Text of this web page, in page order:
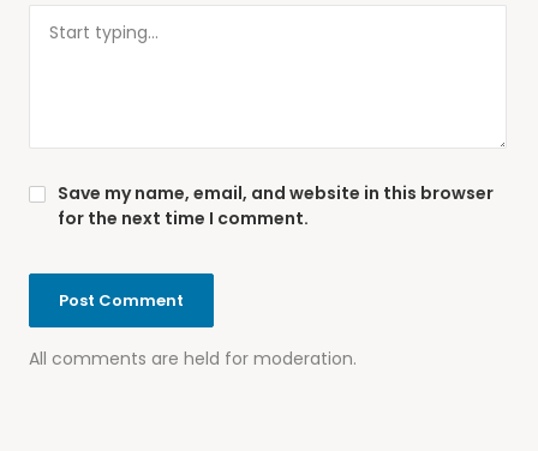
All comments are held for moderation.
Save my name, email, and website in this browser
for the next time I comment.